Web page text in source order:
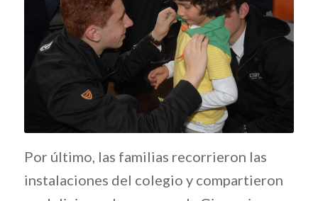
Por último, las familias recorrieron las
instalaciones del colegio y compartieron